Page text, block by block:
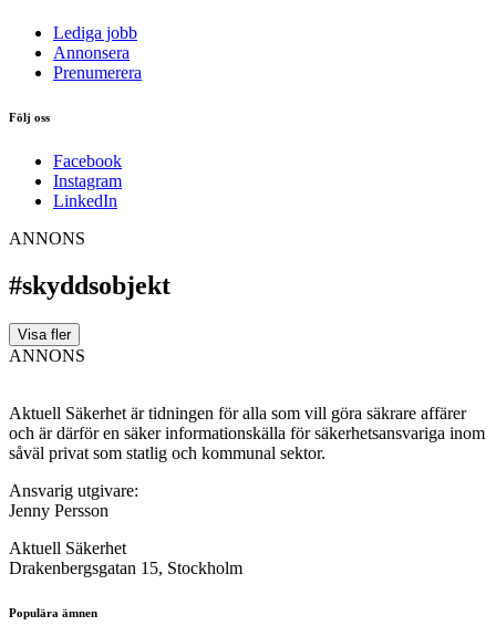
Lediga jobb
Annonsera
Prenumerera
Följ oss
Facebook
Instagram
LinkedIn
ANNONS
#skyddsobjekt
Visa fler
ANNONS
Aktuell Säkerhet är tidningen för alla som vill göra säkrare affärer
och är därför en säker informationskälla för säkerhets­ansvariga inom
såväl privat som statlig och kommunal sektor.
Ansvarig utgivare:
Jenny Persson
Aktuell Säkerhet
Drakenbergsgatan 15, Stockholm
Populära ämnen